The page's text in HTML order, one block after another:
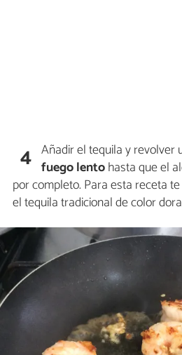
4 Añadir el tequila y revolver
fuego lentohasta que el
por completo. Para esta receta
el tequila tradicional de color